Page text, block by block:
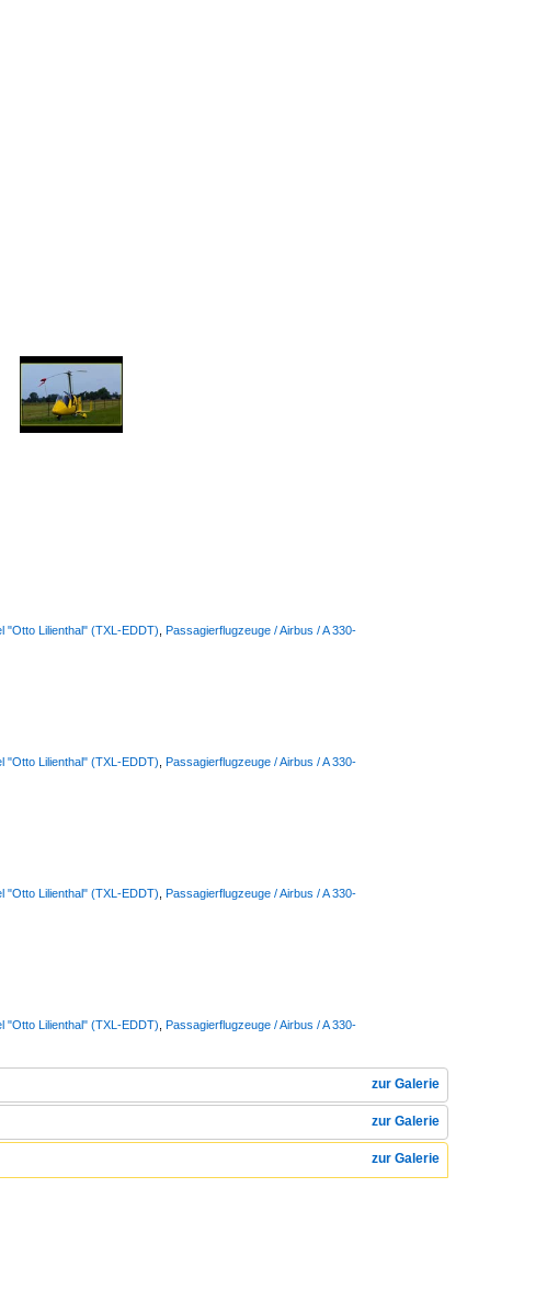
"Otto Lilienthal" (TXL-EDDT) Passagierflugzeuge / Airbus / A 330-
"Otto Lilienthal" (TXL-EDDT) Passagierflugzeuge / Airbus / A 330-
"Otto Lilienthal" (TXL-EDDT) Passagierflugzeuge / Airbus / A 330-
"Otto Lilienthal" (TXL-EDDT) Passagierflugzeuge / Airbus / A 330-
zur Galerie
zur Galerie
zur Galerie